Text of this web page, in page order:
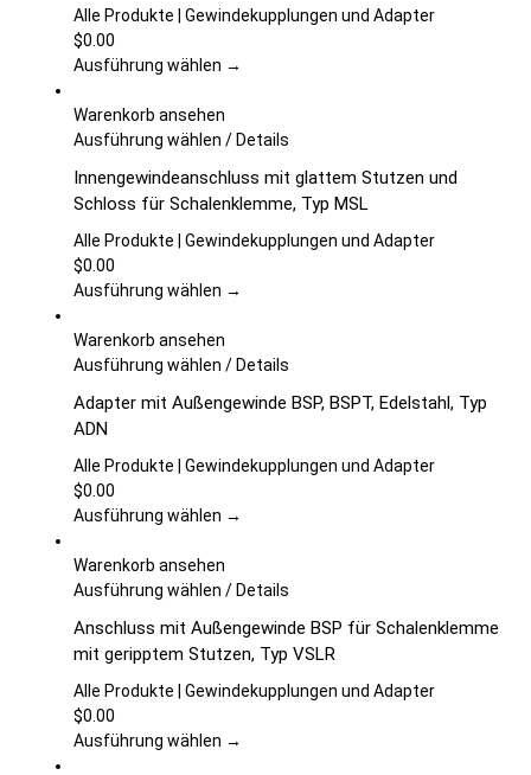
gewählt
mehrere
auf.
können
der
Produktseite
gewählt
Alle Produkte | Gewindekupplungen und Adapter
$0.00
Ausführung wählen →
Warenkorb ansehen
Ausführung wählen Dieses
weist
mehrere
Varianten
Die
auf
Produktseite
werden
/Details
Innengewindeanschluss mit glattem Stutzen und
Schloss für Schalenklemme, Typ MSL
Alle Produkte | Gewindekupplungen und Adapter
$0.00
Ausführung wählen →
Warenkorb ansehen
Ausführung wählen Dieses
weist
Varianten
Die
auf
Produktseite
gewählt
werden
/Details
Adapter mit Außengewinde BSP, BSPT, Edelstahl, Typ
ADN
Alle Produkte | Gewindekupplungen und Adapter
$0.00
Ausführung wählen →
Warenkorb ansehen
Ausführung wählen Dieses
weist
mehrere
Varianten
Die
/Details
Anschluss mit Außengewinde BSP für Schalenklemme
mit geripptem Stutzen, Typ VSLR
Alle Produkte | Gewindekupplungen und Adapter
$0.00
Ausführung wählen →